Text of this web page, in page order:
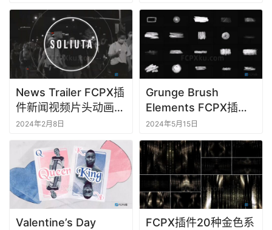
Time Later Scenes
News Trailer FCPX插
件新闻视频片头动画模
板
2024年2月8日
Grunge Brush
Elements FCPX插件
20种粉笔画笔笔刷元
素动画
2024年5月15日
Valentine’s Day
FCPX插件20种金色系